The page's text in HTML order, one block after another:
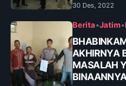
30 Des, 2022
Berita•Jatim•
AKHIRNYA
MASALAH